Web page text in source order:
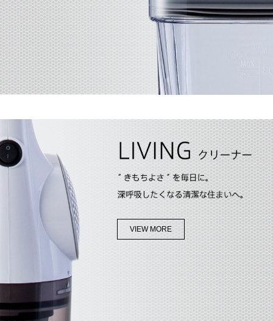
2023年7月20日（木）
＜夏季休業のおしらせ＞
VIEW MORE